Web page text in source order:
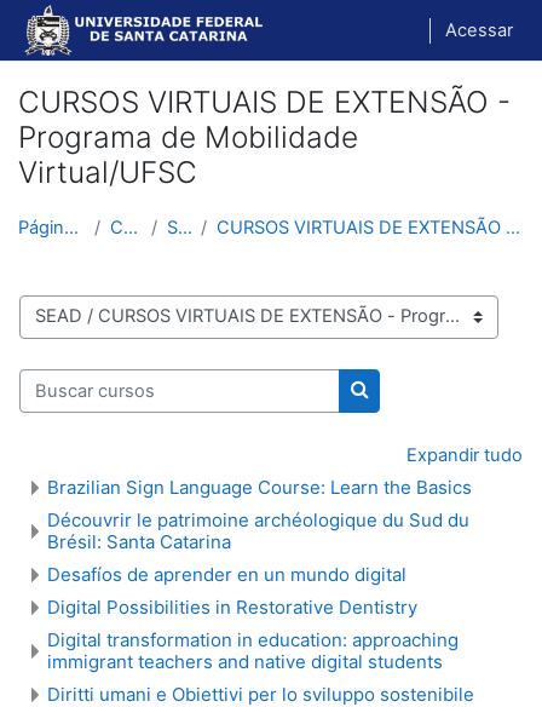
Ir para o conteúdo principal
Acessar
CURSOS VIRTUAIS DE EXTENSÃO -
Programa de Mobilidade
Virtual/UFSC
Página inicial Cursos SEAD CURSOS VIRTUAIS DE EXTENSÃO - Programa de Mobilida...
Categorias de Cursos
Buscar cursos
Buscar cursos
Expandir tudo
Brazilian Sign Language Course: Learn the Basics
Découvrir le patrimoine archéologique du Sud du
Brésil: Santa Catarina
Desafíos de aprender en un mundo digital
Digital Possibilities in Restorative Dentistry
Digital transformation in education: approaching
immigrant teachers and native digital students
Diritti umani e Obiettivi per lo sviluppo sostenibile